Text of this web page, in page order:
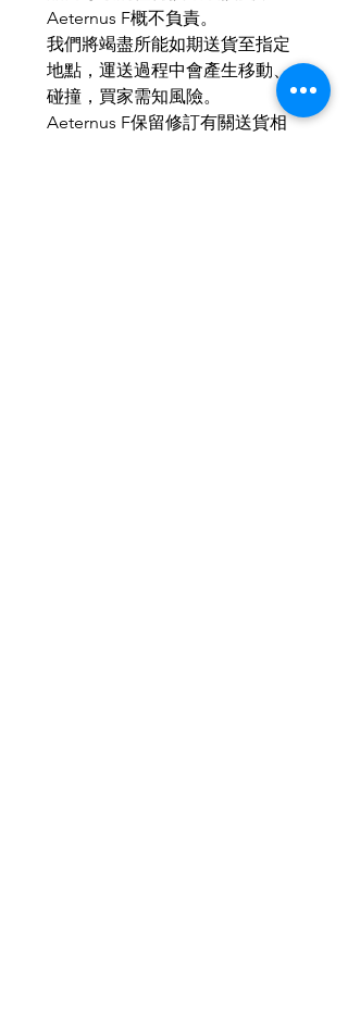
Aeternus F概不負責。
我們將竭盡所能如期送貨至指定
地點，運送過程中會產生移動、
碰撞，買家需知風險。
Aeternus F保留修訂有關送貨相